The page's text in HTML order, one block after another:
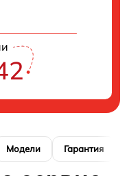
Модели Гарантия